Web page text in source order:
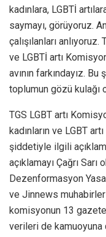
kadınlara, LGBTİ
saymayı, görüyoruz.
çalışılanları
ve LGBTİ artı
avının farkındayız.
toplumun gözü kulağı
TGS LGBT artı
kadınların ve LGBT
şiddetiyle ilgili
açıklamayı Çağrı
Dezenformasyon
ve Jinnews
komisyonun 13
verileri de kamuoyuna